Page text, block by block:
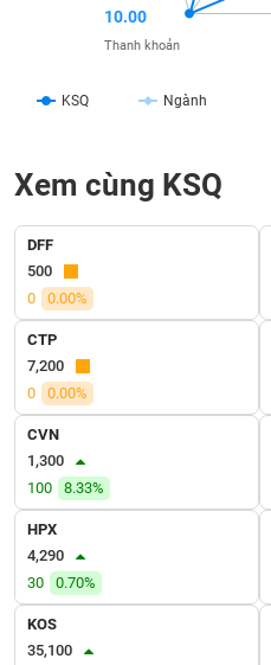
KSQ Ngành
10.00
Thanh khoản
Xem cùng KSQ
DFF
500
0
0.00%
CTP
7,200
0
0.00%
CVN
1,300
100
8.33%
HPX
4,290
30
0.70%
KOS
35,100
TÀI
CHÍNH
CÔNG
NGHỆ
THÔNG
TIN
DỊCH
VỤ
TRUYỀN
THÔNG